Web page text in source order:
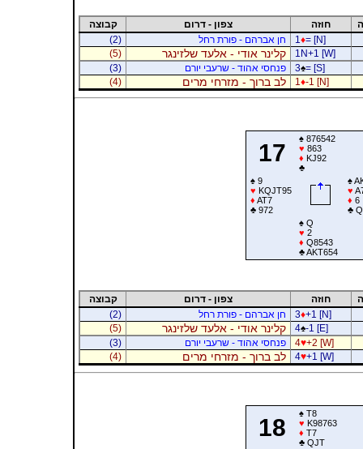
חוזה צפון - דרום
קבוצה
1 ♦= [N] חן אברהם - פורת רחל
(2)
1N+1 [W]
קלינר אודי - אלעד שלזינגר
(5)
3♠= [S] פנחסי אהוד - שרעבי יורם
(3)
1 ♦-1 [N] לב ברוך - מזרחי מרים (4)
17
♠876542
♥ 863
♦ KJ92
♣
♠9
♥ KQJT95
♦ AT7
♣972
♠
♥
♦ 6
♣
♠Q
♥ 2
♦ Q8543
♣AKT654
חוזה צפון - דרום
קבוצה
3♦+1 [N] חן אברהם - פורת רחל
(2)
4♠-1 [E] קלינר אודי - אלעד שלזינגר
(5)
4♥+2 [W] פנחסי אהוד - שרעבי יורם
(3)
4♥+1 [W] לב ברוך - מזרחי מרים (4)
18
♠T8
♥ K98763
♦ T7
♣QJT